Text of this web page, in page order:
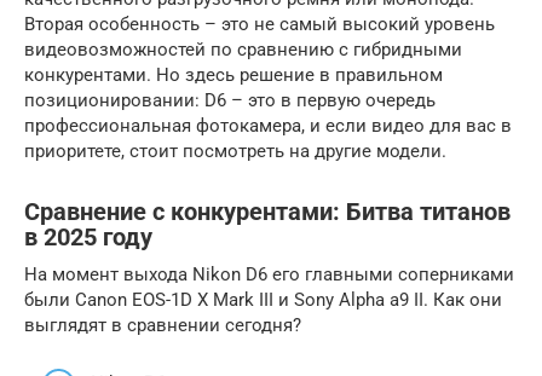
Вторая особенность – это не самый высокий уровень
видеовозможностей по сравнению с гибридными
конкурентами. Но здесь решение в правильном
позиционировании: D6 – это в первую очередь
профессиональная фотокамера, и если видео для вас в
приоритете, стоит посмотреть на другие модели.
Сравнение с конкурентами: Битва титанов
в 2025 году
На момент выхода Nikon D6 его главными соперниками
были Canon EOS-1D X Mark III и Sony Alpha a9 II. Как они
выглядят в сравнении сегодня?